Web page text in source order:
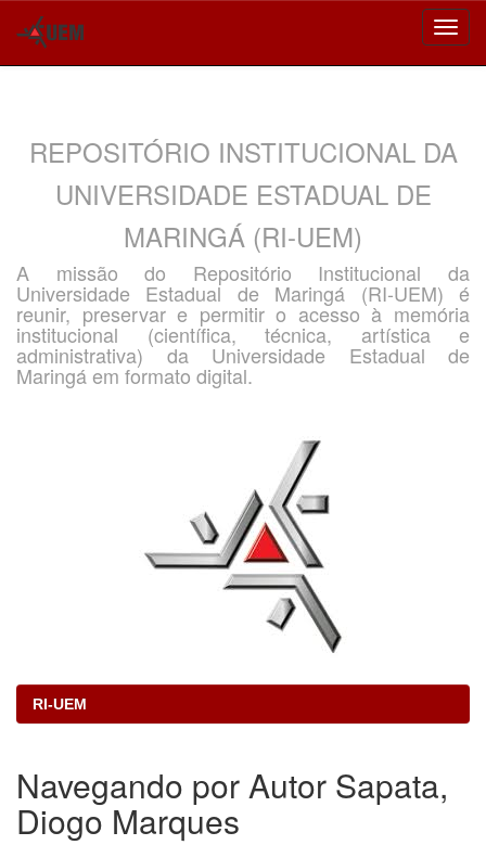
REPOSITÓRIO INSTITUCIONAL DA
UNIVERSIDADE ESTADUAL DE
MARINGÁ (RI-UEM)
A missão do Repositório Institucional da
Universidade Estadual de Maringá (RI-UEM) é
reunir, preservar e permitir o acesso à memória
institucional (científica, técnica, artística e
administrativa) da Universidade Estadual de
Maringá em formato digital.
RI-UEM
Navegando por Autor Sapata,
Diogo Marques